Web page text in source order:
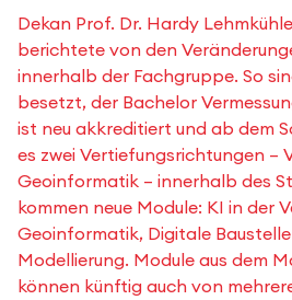
Dekan Prof. Dr. Hardy
berichtete von den
innerhalb der Fachgruppe. So
besetzt, der Bachelor
ist neu akkreditiert und ab dem
es zwei Vertiefungsrichtungen –
Geoinformatik – innerhalb des
kommen neue Module: KI in der
Geoinformatik, Digitale
Modellierung. Module aus dem
können künftig auch von